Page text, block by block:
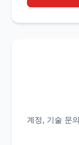
계정, 기술 문